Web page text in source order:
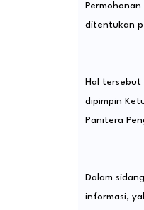
ditentukan
Hal tersebut
dipimpin
Panitera
Dalam
informasi,